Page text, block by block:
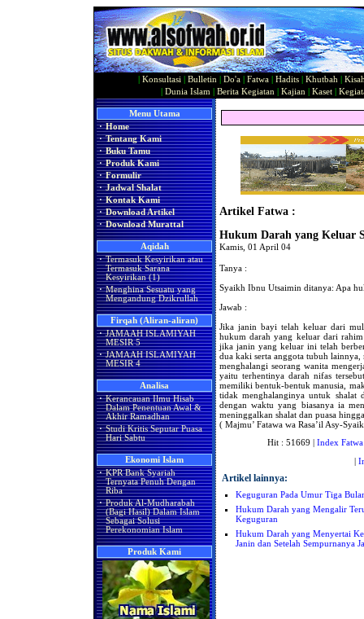
Konsultasi Bulletin Do'a Fatwa Hadits Khutbah
Dunia Islam Berita Kegiatan Kajian Kaset|
Menu Utama
· Home
· Tentang Kami
· Buku Tamu
· Produk Kami
· Formulir
· Jadwal Shalat
· Kontak Kami
· Download Artikel
· Download Murattal
Aqidah
· Termasuk Kesyirikan atau
Termasuk Sarana
Kesyirikan (1)
· Menghina Sesuatu yang
Mengandung Dzikrullah
Firqah (Aliran-aliran)
· JAMAAH ISLAMIYAH
MESIR 5
· JAMAAH ISLAMIYAH
MESIR 4
Analisa
· Kerancauan Ilmu Hisab
Dalam Penentuan Awal &
Akhir Ramadhan
· Studi Kritis Seputar Puasa
Hari Sabtu
Ekonomi Islam
· KPR Bank Syariah
Ternyata Penuh Dengan
Riba
· Produk Al-Mudharabah
(Bagi Hasil) Dalam Islam
Sebagai Solusi
Perekonomian Islam
Produk Kami
Artikel Fatwa :
Hukum Darah yang Keluar
Kamis, 01 April 04
Tanya :
Syaikh Ibnu Utsaimin ditanya: Apa
Jawab :
Jika janin bayi telah keluar dari
hukum darah yang keluar dari
jika janin yang keluar ini telah
dua kaki serta anggota tubuh
menghalangi seorang wanita
yaitu terhentinya darah nifas
memiliki bentuk-bentuk manusia,
tidak menghalanginya untuk shalat
dengan waktu yang biasanya ia
meninggalkan shalat dan puasa
( Majmu’ Fatawa wa Rasa’il Asy-
Hit : 51669 | Index Fatwa
|
Artikel lainnya:
Keguguran Pada Umur Tiga
Hukum Darah yang Mengalir
Keguguran
Hukum Darah yang Menyertai
Janin dan Setelah Sempurnanya